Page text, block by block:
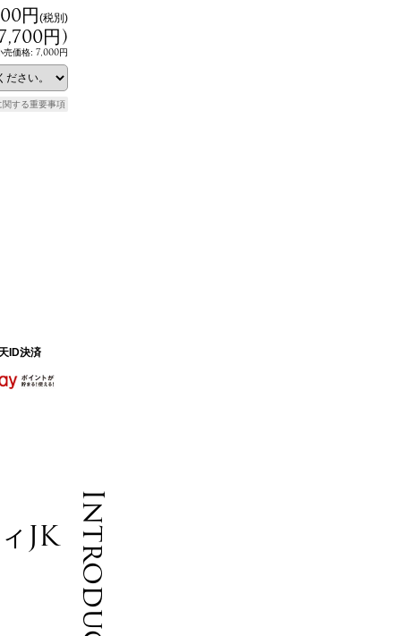
円(税別)
円)
売価格: 7,000円
関する重要事項
ID決済
JK